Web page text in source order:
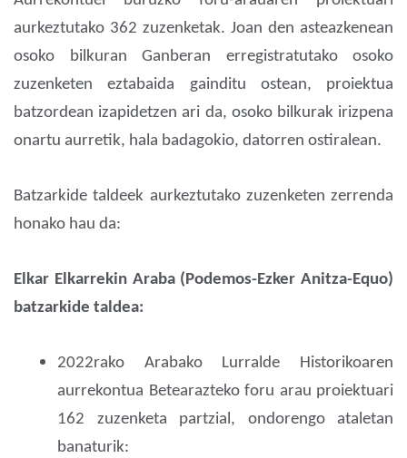
aurkeztutako 362 zuzenketak. Joan den asteazkenean
osoko bilkuran Ganberan erregistratutako osoko
zuzenketen eztabaida gainditu ostean, proiektua
batzordean izapidetzen ari da, osoko bilkurak irizpena
onartu aurretik, hala badagokio, datorren ostiralean.
Batzarkide taldeek aurkeztutako zuzenketen zerrenda
honako hau da:
Elkar Elkarrekin Araba (Podemos-Ezker Anitza-Equo)
batzarkide taldea:
2022rako Arabako Lurralde Historikoaren
aurrekontua Betearazteko foru arau proiektuari
162 zuzenketa partzial, ondorengo ataletan
banaturik: